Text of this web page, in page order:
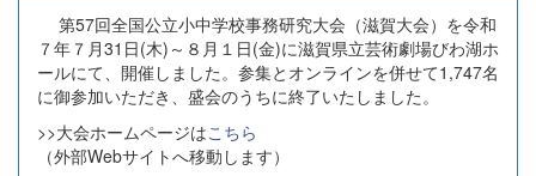
第57回全国公立小中学校事務研究大会（滋賀大会）を令和
７年７月31日(木)～８月１日(金)に滋賀県立芸術劇場びわ湖ホ
ールにて、開催しました。参集とオンラインを併せて1,747名
に御参加いただき、盛会のうちに終了いたしました。
>>大会ホームページはこちら
（外部Webサイトへ移動します）